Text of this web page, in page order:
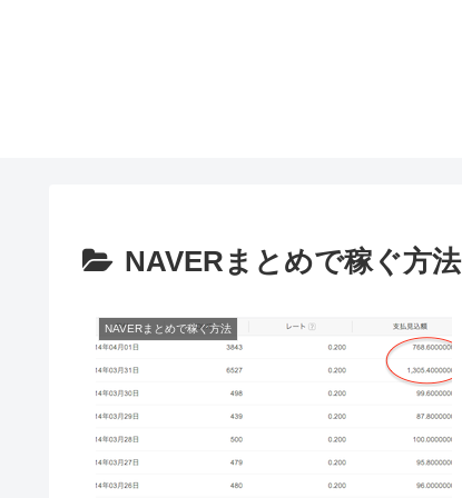
NAVERまとめで稼ぐ方法
NAVERまとめで稼ぐ方法